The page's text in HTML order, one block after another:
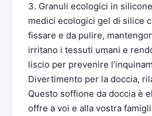
3. Granuli ecologici in
medici ecologici gel di silice
fissare e da pulire,
irritano i tessuti umani e
liscio per prevenire
Divertimento per la doccia,
Questo soffione da doccia è
offre a voi e alla vostra